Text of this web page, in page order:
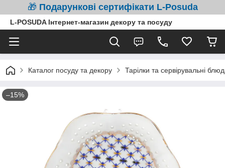
🎁 Подарункові сертифікати L-Posuda
L-POSUDA Інтернет-магазин декору та посуду
Каталог посуду та декору Тарілки та сервірувальні
–15%